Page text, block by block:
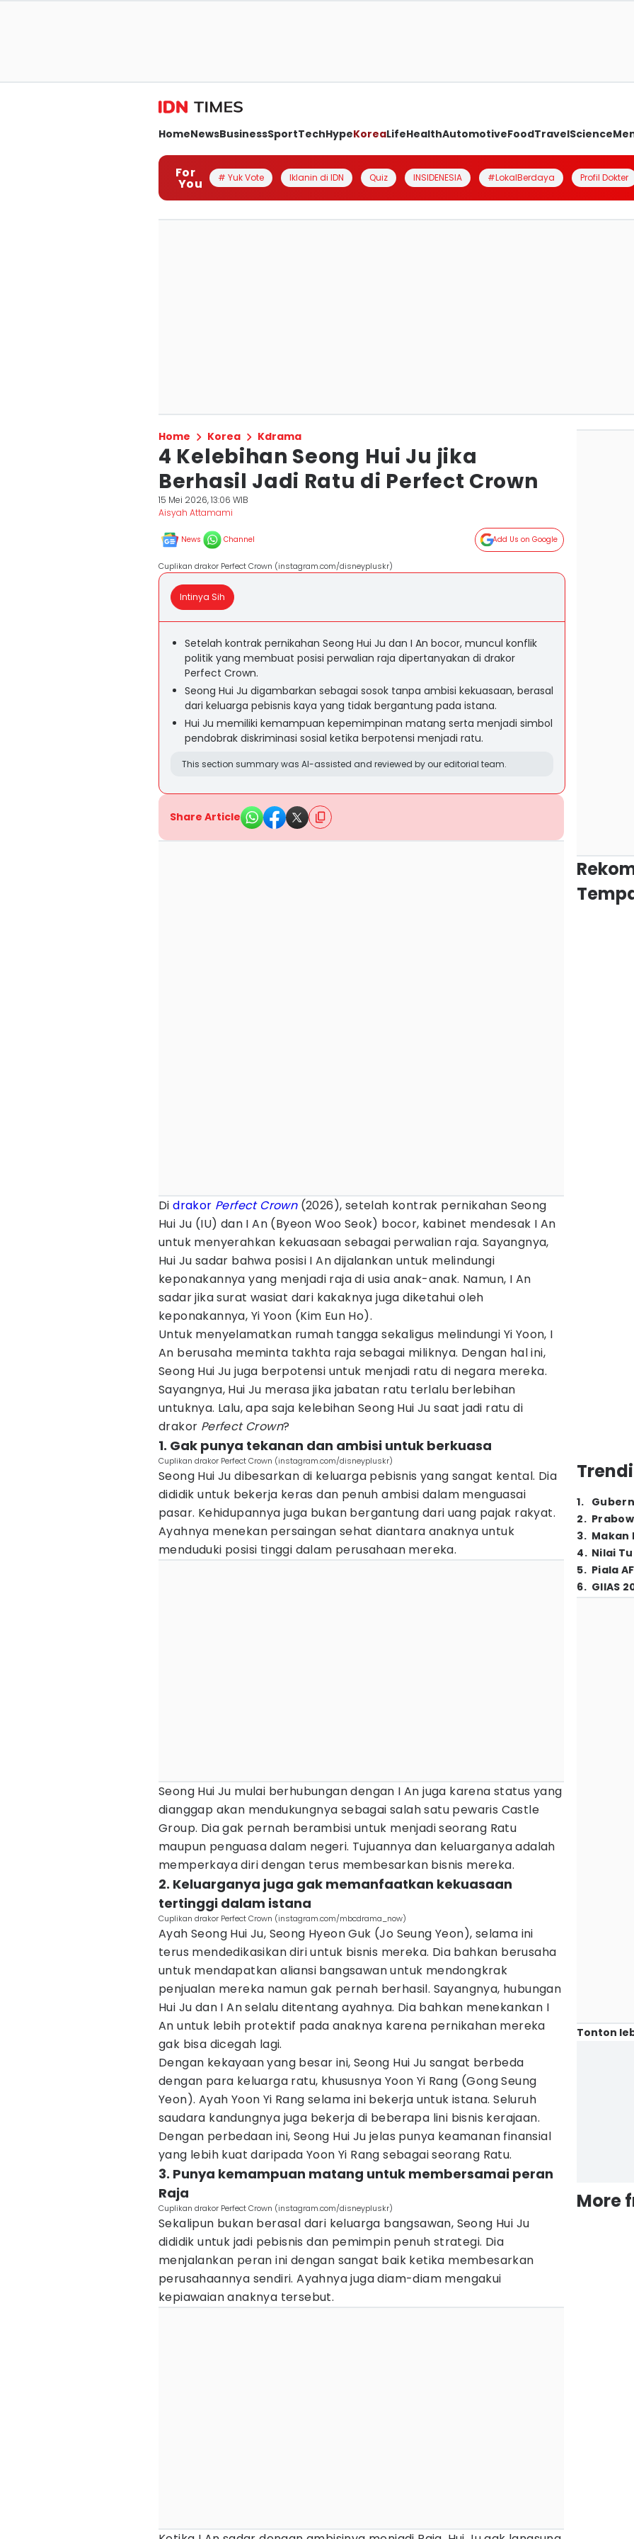
HomeNewsBusinessSportTechHypeKoreaLifeHealthAutomotiveFoodTravelScience
For
You # Yuk Vote Iklanin di IDN Quiz INSIDENESIA #LokalBerdaya Profil Dokter
Home Korea Kdrama
4 Kelebihan Seong Hui Ju jika
Berhasil Jadi Ratu di Perfect Crown
15 Mei 2026, 13:06 WIB
Aisyah Attamami
News Channel Add Us on Google
Cuplikan drakor Perfect Crown (instagram.com/disneypluskr)
Intinya Sih
Setelah kontrak pernikahan Seong Hui Ju dan I An bocor, muncul konflik
politik yang membuat posisi perwalian raja dipertanyakan di drakor
Perfect Crown.
Seong Hui Ju digambarkan sebagai sosok tanpa ambisi kekuasaan, berasal
dari keluarga pebisnis kaya yang tidak bergantung pada istana.
Hui Ju memiliki kemampuan kepemimpinan matang serta menjadi simbol
pendobrak diskriminasi sosial ketika berpotensi menjadi ratu.
This section summary was AI-assisted and reviewed by our editorial team.
Share Article
Didrakor Perfect Crown(2026), setelah kontrak pernikahan Seong
Hui Ju (IU) dan I An (Byeon Woo Seok) bocor, kabinet mendesak I An
untuk menyerahkan kekuasaan sebagai perwalian raja. Sayangnya,
Hui Ju sadar bahwa posisi I An dijalankan untuk melindungi
keponakannya yang menjadi raja di usia anak-anak. Namun, I An
sadar jika surat wasiat dari kakaknya juga diketahui oleh
keponakannya, Yi Yoon (Kim Eun Ho).
Untuk menyelamatkan rumah tangga sekaligus melindungi Yi Yoon, I
An berusaha meminta takhta raja sebagai miliknya. Dengan hal ini,
Seong Hui Ju juga berpotensi untuk menjadi ratu di negara mereka.
Sayangnya, Hui Ju merasa jika jabatan ratu terlalu berlebihan
untuknya. Lalu, apa saja kelebihan Seong Hui Ju saat jadi ratu di
drakor Perfect Crown?
1. Gak punya tekanan dan ambisi untuk berkuasa
Cuplikan drakor Perfect Crown (instagram.com/disneypluskr)
Seong Hui Ju dibesarkan di keluarga pebisnis yang sangat kental. Dia
dididik untuk bekerja keras dan penuh ambisi dalam menguasai
pasar. Kehidupannya juga bukan bergantung dari uang pajak rakyat.
Ayahnya menekan persaingan sehat diantara anaknya untuk
menduduki posisi tinggi dalam perusahaan mereka.
Seong Hui Ju mulai berhubungan dengan I An juga karena status yang
dianggap akan mendukungnya sebagai salah satu pewaris Castle
Group. Dia gak pernah berambisi untuk menjadi seorang Ratu
maupun penguasa dalam negeri. Tujuannya dan keluarganya adalah
memperkaya diri dengan terus membesarkan bisnis mereka.
2. Keluarganya juga gak memanfaatkan kekuasaan
tertinggi dalam istana
Cuplikan drakor Perfect Crown (instagram.com/mbcdrama_now)
Ayah Seong Hui Ju, Seong Hyeon Guk (Jo Seung Yeon), selama ini
terus mendedikasikan diri untuk bisnis mereka. Dia bahkan berusaha
untuk mendapatkan aliansi bangsawan untuk mendongkrak
penjualan mereka namun gak pernah berhasil. Sayangnya, hubungan
Hui Ju dan I An selalu ditentang ayahnya. Dia bahkan menekankan I
An untuk lebih protektif pada anaknya karena pernikahan mereka
gak bisa dicegah lagi.
Dengan kekayaan yang besar ini, Seong Hui Ju sangat berbeda
dengan para keluarga ratu, khususnya Yoon Yi Rang (Gong Seung
Yeon). Ayah Yoon Yi Rang selama ini bekerja untuk istana. Seluruh
saudara kandungnya juga bekerja di beberapa lini bisnis kerajaan.
Dengan perbedaan ini, Seong Hui Ju jelas punya keamanan finansial
yang lebih kuat daripada Yoon Yi Rang sebagai seorang Ratu.
3. Punya kemampuan matang untuk membersamai peran
Raja
Cuplikan drakor Perfect Crown (instagram.com/disneypluskr)
Sekalipun bukan berasal dari keluarga bangsawan, Seong Hui Ju
dididik untuk jadi pebisnis dan pemimpin penuh strategi. Dia
menjalankan peran ini dengan sangat baik ketika membesarkan
perusahaannya sendiri. Ayahnya juga diam-diam mengakui
kepiawaian anaknya tersebut.
1.
2.
3. Makan
4. Nilai
5. Piala
6. GIIAS
Tonton
More